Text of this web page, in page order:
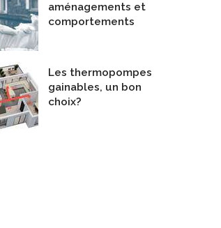
aménagements et
comportements
Les thermopompes
gainables, un bon
choix?